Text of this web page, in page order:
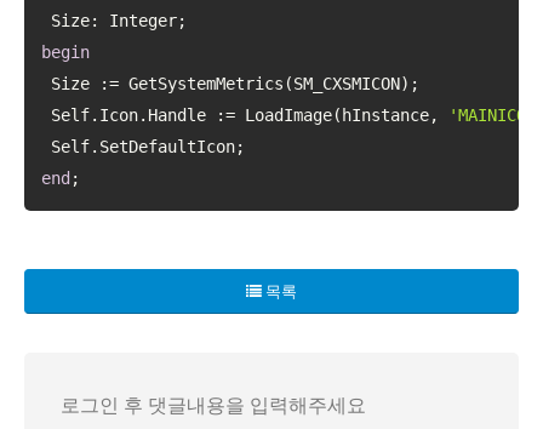
begin
Size := GetSystemMetrics(SM_CXSMICON);
Self.Icon.Handle := LoadImage(hInstance,
end ;
목록
로그인 후 댓글내용을 입력해주세요